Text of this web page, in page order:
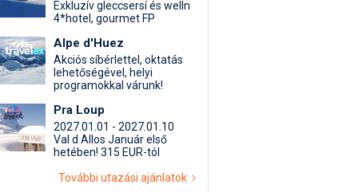
Termékkereső
egyéb síeléshez kapcsolódó téma
kapcsolatos kérdések és válaszok
beszélgetések
Exkluzív gleccsersí és welln
4*hotel, gourmet FP
Alpe d'Huez
Akciós síbérlettel, oktatás
lehetőségével, helyi
programokkal várunk!
Pra Loup
2027.01.01 - 2027.01.10
Val d Allos Január első
hetében! 315 EUR-tól
További utazási ajánlatok